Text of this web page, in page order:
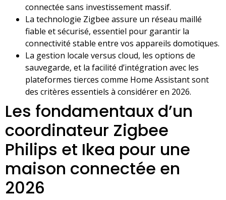
connectée sans investissement massif.
La technologie Zigbee assure un réseau maillé
fiable et sécurisé, essentiel pour garantir la
connectivité stable entre vos appareils domotiques.
La gestion locale versus cloud, les options de
sauvegarde, et la facilité d’intégration avec les
plateformes tierces comme Home Assistant sont
des critères essentiels à considérer en 2026.
Les fondamentaux d’un
coordinateur Zigbee
Philips et Ikea pour une
maison connectée en
2026